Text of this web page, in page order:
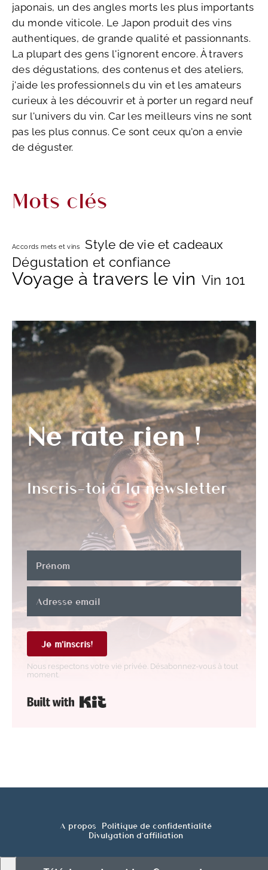
japonais, un des angles morts les plus importants
du monde viticole. Le Japon produit des vins
authentiques, de grande qualité et passionnants.
La plupart des gens l'ignorent encore. À travers
des dégustations, des contenus et des ateliers,
j'aide les professionnels du vin et les amateurs
curieux à les découvrir et à porter un regard neuf
sur l'univers du vin. Car les meilleurs vins ne sont
pas les plus connus. Ce sont ceux qu'on a envie
de déguster.
Mots clés
Accords mets et vins Style de vie et cadeaux
Dégustation et confiance
Voyage à travers le vin Vin 101
Ne rate rien !
Inscris-toi à la newsletter
Je m'inscris!
Nous respectons votre vie privée. Désabonnez-vous à tout
moment.
A propos
Politique de confidentialité
Divulgation d'affiliation